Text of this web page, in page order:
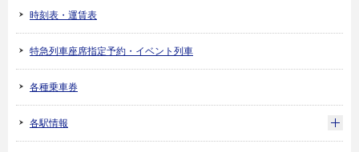
時刻表・運賃表
特急列車座席指定予約・イベント列車
各種乗車券
各駅情報